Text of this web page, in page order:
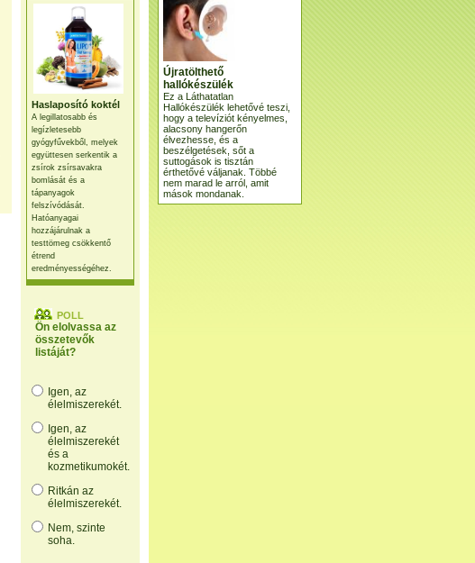
Haslaposító koktél
A legillatosabb és
legízletesebb
gyógyfűvekből, melyek
együttesen serkentik a
zsírok zsírsavakra
bomlását és a
tápanyagok
felszívódását.
Hatóanyagai
hozzájárulnak a
testtömeg csökkentő
étrend
eredményességéhez.
POLL
Ön elolvassa az
összetevők
listáját?
Igen, az
élelmiszerekét.
Igen, az
élelmiszerekét
és a
kozmetikumokét.
Ritkán az
élelmiszerekét.
Nem, szinte
soha.
Újratölthető
hallókészülék
Ez a Láthatatlan
Hallókészülék lehetővé teszi,
hogy a televíziót kényelmes,
alacsony hangerőn
élvezhesse, és a
beszélgetések, sőt a
suttogások is tisztán
érthetővé váljanak. Többé
nem marad le arról, amit
mások mondanak.